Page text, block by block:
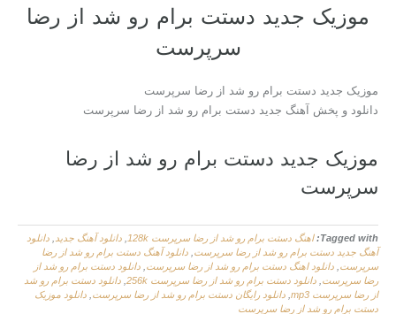
موزیک جدید دستت برام رو شد از رضا
سرپرست
موزیک جدید دستت برام رو شد از رضا سرپرست
دانلود و پخش آهنگ جدید دستت برام رو شد از رضا سرپرست
موزیک جدید دستت برام رو شد از رضا
سرپرست
Tagged with: اهنگ دستت برام رو شد از رضا سرپرست 128k دانلود آهنگ جدید
دانلود
آهنگ جدید دستت برام رو شد از رضا سرپرست دانلود آهنگ دستت برام رو شد از رضا
سرپرست دانلود اهنگ دستت برام رو شد از رضا سرپرست دانلود دستت برام رو شد از
رضا سرپرست دانلود دستت برام رو شد از رضا سرپرست 256k
دانلود دستت برام رو شد
از رضا سرپرست mp3
دانلود رایگان دستت برام رو شد از رضا سرپرست دانلود موزیک
دستت برام رو شد از رضا سرپرست